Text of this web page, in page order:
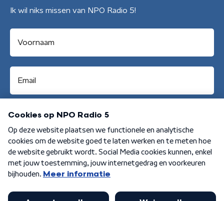
Ik wil niks missen van NPO Radio 5!
Aanmelden
Algemene voorwaarden Privacybeleid